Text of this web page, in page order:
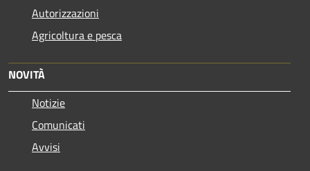
Autorizzazioni
Agricoltura e pesca
NOVITÀ
Notizie
Comunicati
Avvisi